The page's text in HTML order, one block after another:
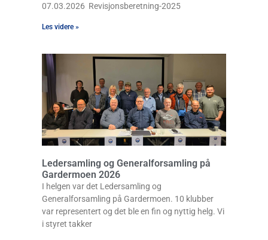
07.03.2026 Revisjonsberetning-2025
Les videre »
Ledersamling og Generalforsamling på
Gardermoen 2026
I helgen var det Ledersamling og
Generalforsamling på Gardermoen. 10 klubber
var representert og det ble en fin og nyttig helg. Vi
i styret takker